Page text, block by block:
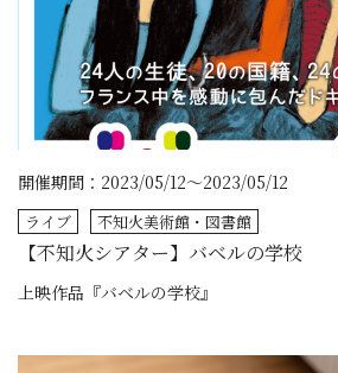
【不知火シアター】バベルの学校
開催期間：2023/05/12～2023/05/12
上映作品『バベルの学校』
ライブ 不知火美術館・図書館